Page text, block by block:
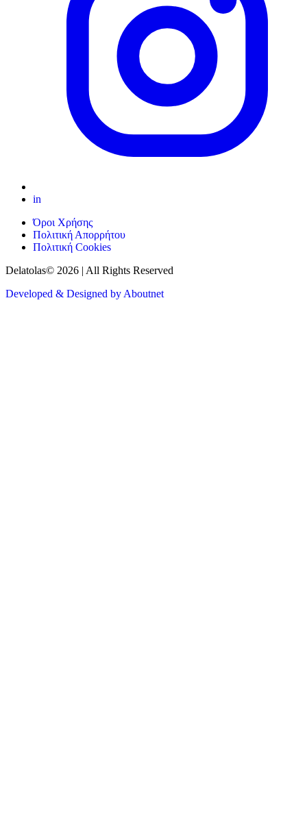
in
Όροι Χρήσης
Πολιτική Απορρήτου
Πολιτική Cookies
Delatolas© 2026 | All Rights Reserved
Developed & Designed by Aboutnet